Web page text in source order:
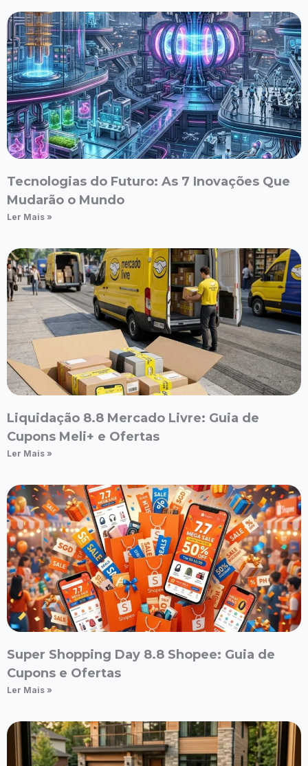
Tecnologias do Futuro: As 7 Inovações Que
Mudarão o Mundo
Ler Mais »
Liquidação 8.8 Mercado Livre: Guia de
Cupons Meli+ e Ofertas
Ler Mais »
Super Shopping Day 8.8 Shopee: Guia de
Cupons e Ofertas
Ler Mais »